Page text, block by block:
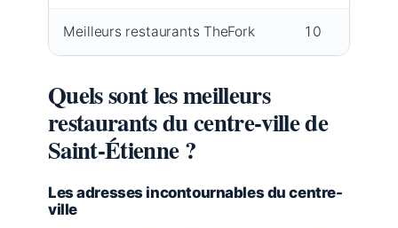
Meilleurs restaurants TheFork 10
Quels sont les meilleurs
restaurants du centre-ville de
Saint-Étienne ?
Les adresses incontournables du centre-
ville